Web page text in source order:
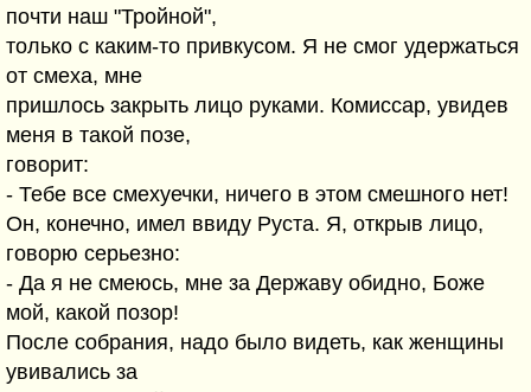
почти наш "Тройной",
только с каким-то привкусом. Я не смог удержаться
от смеха, мне
пришлось закрыть лицо руками. Комиссар, увидев
меня в такой позе,
говорит:
- Тебе все смехуечки, ничего в этом смешного нет!
Он, конечно, имел ввиду Руста. Я, открыв лицо,
говорю серьезно:
- Да я не смеюсь, мне за Державу обидно, Боже
мой, какой позор!
После собрания, надо было видеть, как женщины
увивались за